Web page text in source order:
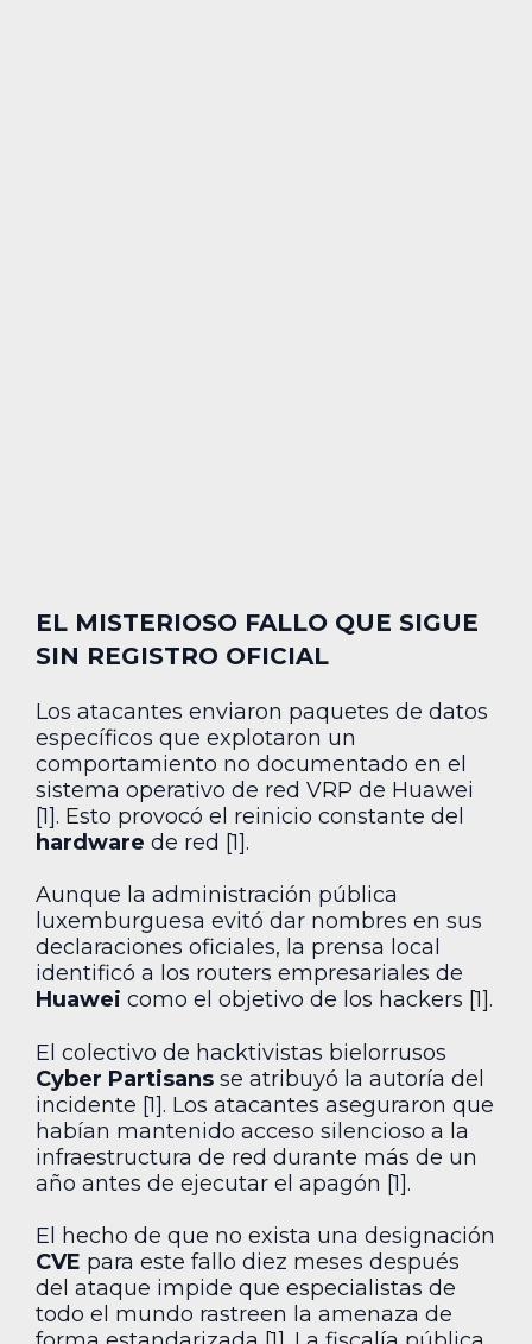
EL MISTERIOSO FALLO QUE SIGUE
SIN REGISTRO OFICIAL
Los atacantes enviaron paquetes de datos
específicos que explotaron un
comportamiento no documentado en el
sistema operativo de red VRP de Huawei
[1]. Esto provocó el reinicio constante del
hardware de red [1].
Aunque la administración pública
luxemburguesa evitó dar nombres en sus
declaraciones oficiales, la prensa local
identificó a los routers empresariales de
Huawei como el objetivo de los hackers [1].
El colectivo de hacktivistas bielorrusos
Cyber Partisans se atribuyó la autoría del
incidente [1]. Los atacantes aseguraron que
habían mantenido acceso silencioso a la
infraestructura de red durante más de un
año antes de ejecutar el apagón [1].
El hecho de que no exista una designación
CVE para este fallo diez meses después
del ataque impide que especialistas de
todo el mundo rastreen la amenaza de